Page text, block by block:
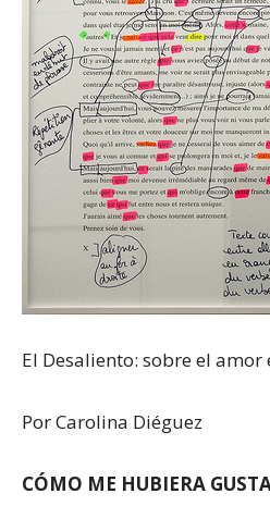
El Desaliento: sobre el
Por Carolina Diéguez
CÓMO ME HUBIERA